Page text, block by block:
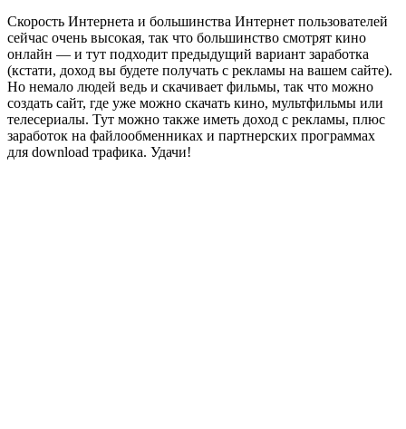
Скорость Интернета и большинства Интернет пользователей
сейчас очень высокая, так что большинство смотрят кино
онлайн — и тут подходит предыдущий вариант заработка
(кстати, доход вы будете получать с рекламы на вашем сайте).
Но немало людей ведь и скачивает фильмы, так что можно
создать сайт, где уже можно скачать кино, мультфильмы или
телесериалы. Тут можно также иметь доход с рекламы, плюс
заработок на файлообменниках и партнерских программах
для download трафика. Удачи!